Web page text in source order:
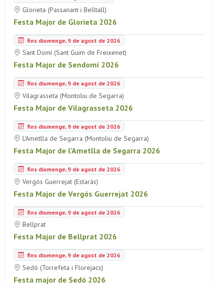
Glorieta (Passanant i Belltall)
Festa Major de Glorieta 2026
fins diumenge, 9 de agost de 2026
Sant Domí (Sant Guim de Freixenet)
Festa Major de Sendomí 2026
fins diumenge, 9 de agost de 2026
Vilagrasseta (Montoliu de Segarra)
Festa Major de Vilagrasseta 2026
fins diumenge, 9 de agost de 2026
L'Ametlla de Segarra (Montoliu de Segarra)
Festa Major de l'Ametlla de Segarra 2026
fins diumenge, 9 de agost de 2026
Vergós Guerrejat (Estaràs)
Festa Major de Vergós Guerrejat 2026
fins diumenge, 9 de agost de 2026
Bellprat
Festa Major de Bellprat 2026
fins diumenge, 9 de agost de 2026
Sedó (Torrefeta i Florejacs)
Festa major de Sedó 2026